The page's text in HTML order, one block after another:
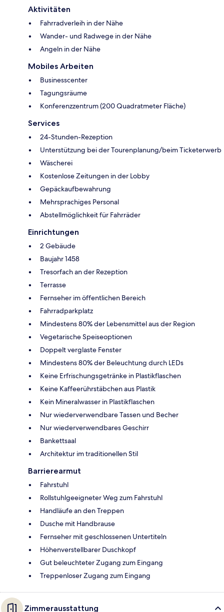
Aktivitäten
Fahrradverleih in der Nähe
Wander- und Radwege in der Nähe
Angeln in der Nähe
Mobiles Arbeiten
Businesscenter
Tagungsräume
Konferenzzentrum (200 Quadratmeter Fläche)
Services
24-Stunden-Rezeption
Unterstützung bei der Tourenplanung/beim Ticketerwerb
Wäscherei
Kostenlose Zeitungen in der Lobby
Gepäckaufbewahrung
Mehrsprachiges Personal
Abstellmöglichkeit für Fahrräder
Einrichtungen
2 Gebäude
Baujahr 1458
Tresorfach an der Rezeption
Terrasse
Fernseher im öffentlichen Bereich
Fahrradparkplatz
Mindestens 80% der Lebensmittel aus der Region
Vegetarische Speiseoptionen
Doppelt verglaste Fenster
Mindestens 80% der Beleuchtung durch LEDs
Keine Erfrischungsgetränke in Plastikflaschen
Keine Kaffeerührstäbchen aus Plastik
Kein Mineralwasser in Plastikflaschen
Nur wiederverwendbare Tassen und Becher
Nur wiederverwendbares Geschirr
Bankettsaal
Architektur im traditionellen Stil
Barrierearmut
Fahrstuhl
Rollstuhlgeeigneter Weg zum Fahrstuhl
Handläufe an den Treppen
Dusche mit Handbrause
Fernseher mit geschlossenen Untertiteln
Höhenverstellbarer Duschkopf
Gut beleuchteter Zugang zum Eingang
Treppenloser Zugang zum Eingang
Zimmerausstattung